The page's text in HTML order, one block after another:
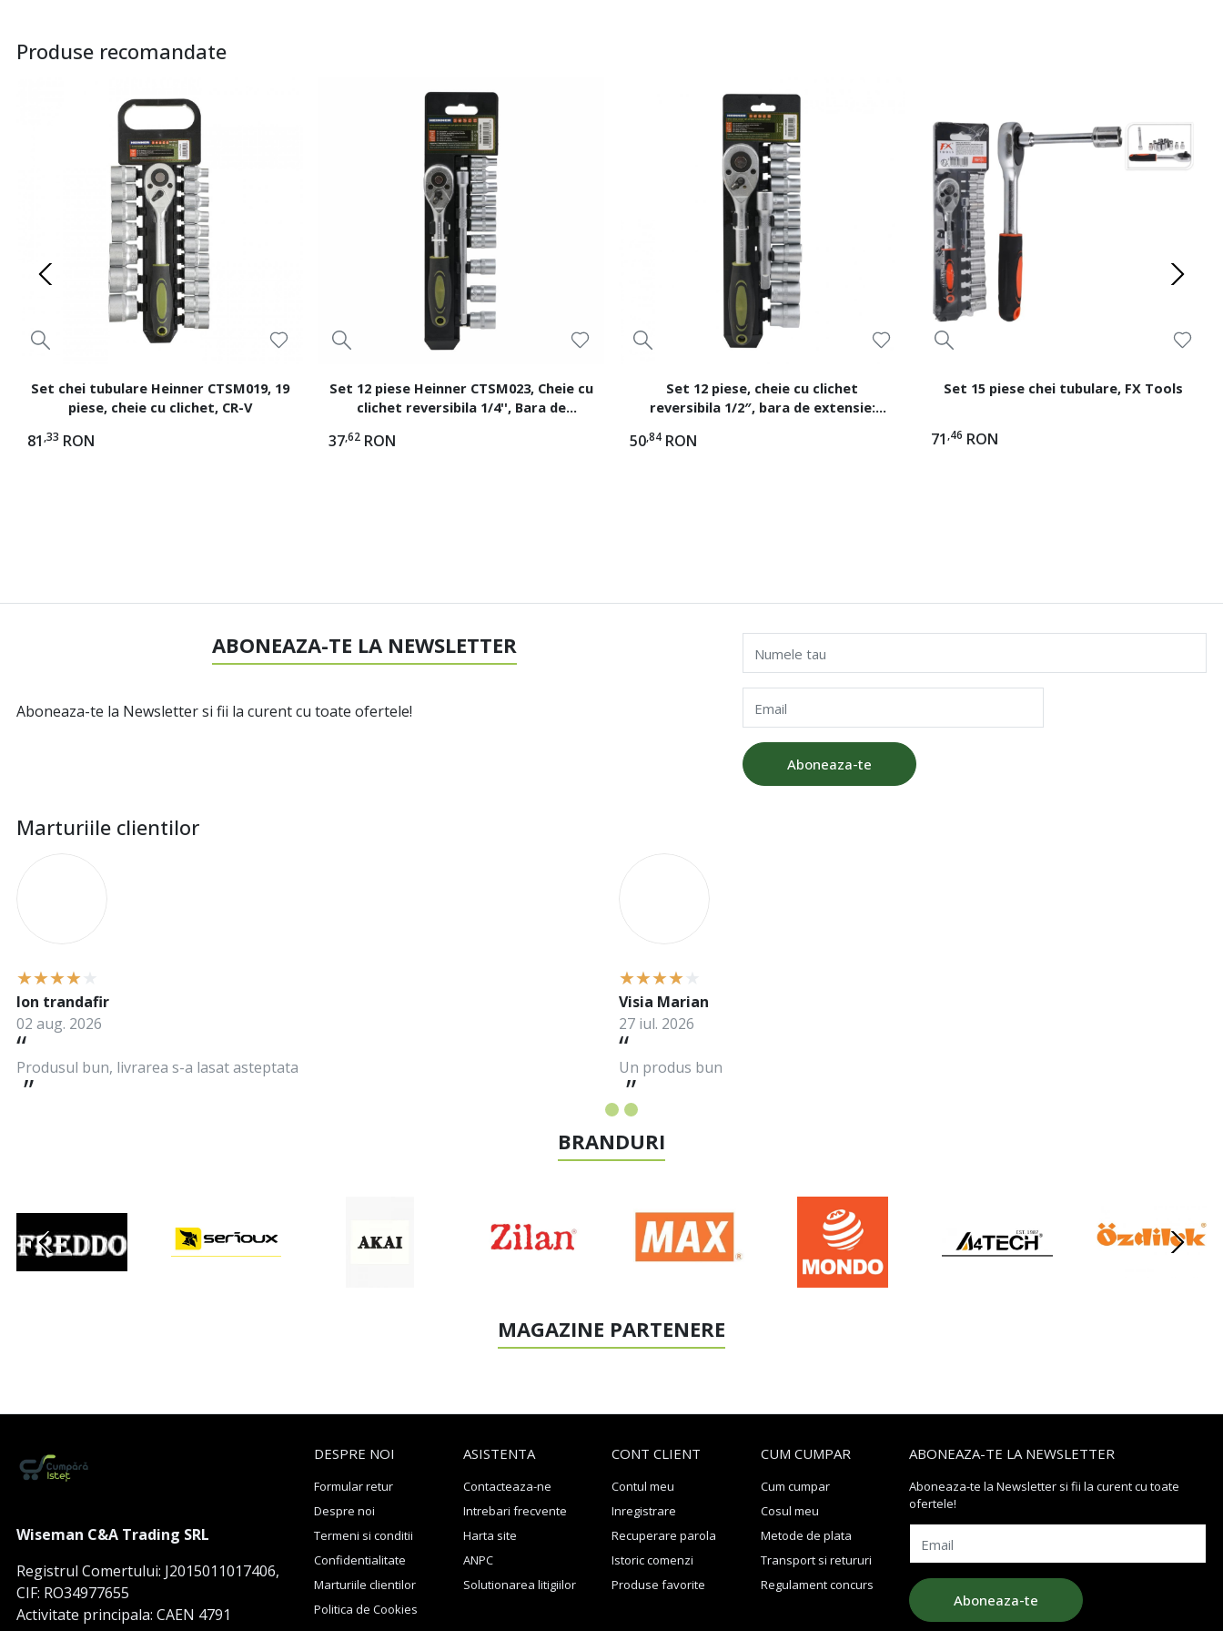
Produse recomandate
Set chei tubulare Heinner CTSM019, 19
piese, cheie cu clichet, CR-V
81 ,33 RON
Set 12 piese Heinner CTSM023, Cheie cu
clichet reversibila 1/4'', Bara de
37,62 RON
Set 12 piese, cheie cu clichet
reversibila 1/2″, bara de extensie:
50,84 RON
Set 15 piese chei tubulare, FX Tools
71 ,46 RON
ABONEAZA-TE LA NEWSLETTER
Aboneaza-te la Newsletter si fii la curent cu toate ofertele!
Numele tau
Email
Aboneaza-te
Marturiile clientilor
Produsul bun, livrarea s-a lasat asteptata
Ion trandafir
02 aug. 2026
Un produs bun
Visia Marian
27 iul. 2026
BRANDURI
MAGAZINE PARTENERE
Wiseman C&A Trading SRL
Registrul Comertului: J2015011017406,
CIF: RO34977655
Activitate principala: CAEN 4791
DESPRE NOI
Formular retur
Despre noi
Termeni si conditii
Confidentialitate
Marturiile clientilor
Politica de Cookies
ASISTENTA
Contacteaza-ne
Intrebari frecvente
Harta site
ANPC
Solutionarea litigiilor
CONT CLIENT
Contul meu
Inregistrare
Recuperare parola
Istoric comenzi
Produse favorite
CUM CUMPAR
Cum cumpar
Cosul meu
Metode de plata
Transport si retururi
Regulament concurs
ABONEAZA-TE LA NEWSLETTER
Aboneaza-te la Newsletter si fii la curent cu toate
ofertele!
Email
Aboneaza-te